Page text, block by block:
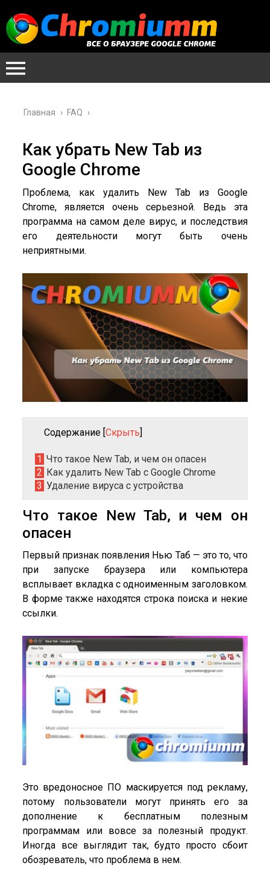
Главная › FAQ ›
Как убрать New Tab из
Google Chrome
Проблема, как удалить New Tab из Google
Chrome, является очень серьезной. Ведь эта
программа на самом деле вирус, и последствия
его деятельности могут быть очень
неприятными.
Содержание [Скрыть
1 Что такое New Tab, и чем он опасен
2 Как удалить New Tab с Google Chrome
3 Удаление вируса с устройства
Что такое New Tab, и чем он
опасен
Первый признак появления Нью Таб — это то, что
при запуске браузера или компьютера
всплывает вкладка с одноименным заголовком.
В форме также находятся строка поиска и некие
ссылки.
Это вредоносное ПО маскируется под рекламу,
потому пользователи могут принять его за
дополнение к бесплатным полезным
программам или вовсе за полезный продукт.
Иногда все выглядит так, будто просто сбоит
обозреватель, что проблема в нем.